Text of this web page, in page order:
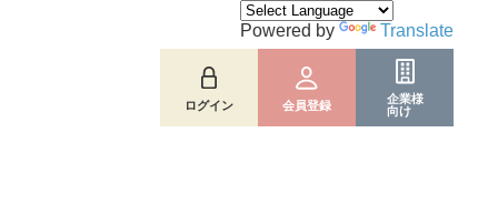
ログイン 会員登録
企業様
向け
Powered by Translate